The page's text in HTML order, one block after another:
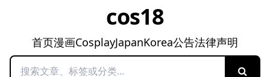
cos18
首页漫画CosplayJapanKorea公告法律声明